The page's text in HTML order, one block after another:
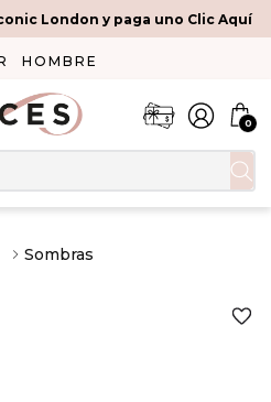
London y paga uno Clic Aquí
HOMBRE
0
Sombras